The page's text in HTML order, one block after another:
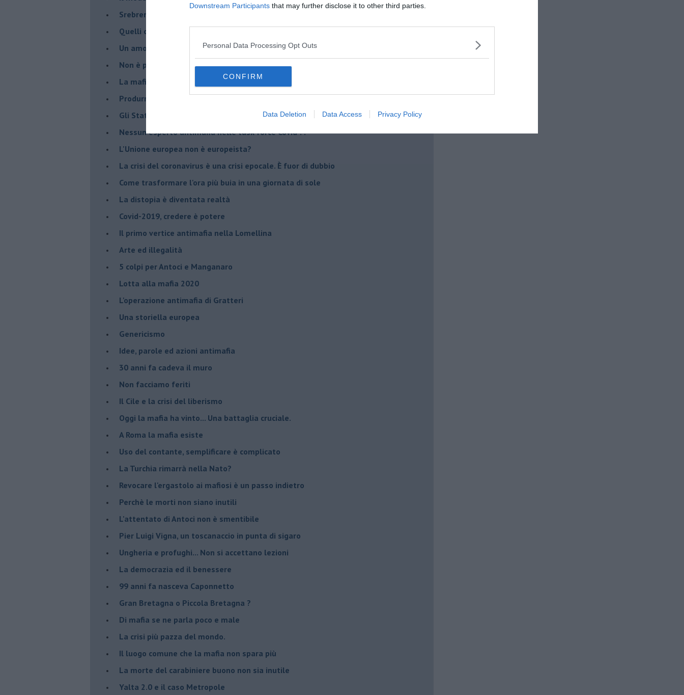
Downstream Participants that may further disclose it to other third parties.
Personal Data Processing Opt Outs
CONFIRM
Data Deletion Data Access Privacy Policy
Srebrenica 25° anniversario
Quelli che... rompono le balle
Un amore che ci ha portato anche la mafia
Non è proprio un bel 23 maggio
La mafia è il primo problema del paese
Produrre benessere per evitare totalitarismi
Gli Stati Uniti d'Europa nasceranno?
Nessun esperto antimafia nelle task force Covid ?!
L'Unione europea non è europeista?
La crisi del coronavirus è una crisi epocale. È fuor di dubbio
Come trasformare l'ora più buia in una giornata di sole
​La distopia è diventata realtà
Covid-2019, credere è potere
Il primo vertice antimafia nella Lomellina
Arte ed illegalità
​5 colpi per Antoci e Manganaro
Lotta alla mafia 2020
L'operazione antimafia di Gratteri
Una storiella europea
Genericismo
Idee, parole ed azioni antimafia
30 anni fa cadeva il muro
Non facciamo feriti
Il Cile e la crisi del liberismo
Oggi la mafia ha vinto... Una battaglia cruciale.
A Roma la mafia esiste
Uso del contante, semplificare è complicato
La Turchia rimarrà nella Nato?
Revocare l'ergastolo ai mafiosi è un passo indietro
Perchè le morti non siano inutili
L'attentato di Antoci non è smentibile
Pier Luigi Vigna, un toscanaccio in punta di sigaro
Ungheria e profughi... Non si accettano lezioni
La democrazia ed il benessere
99 anni fa nasceva Caponnetto
Gran Bretagna o Piccola Bretagna ?
Di mafia se ne parla poco e male
La crisi più pazza del mondo.
Il luogo comune che la mafia non spara più
La morte del carabiniere buono non sia inutile
Yalta 2.0 e il caso Metropole